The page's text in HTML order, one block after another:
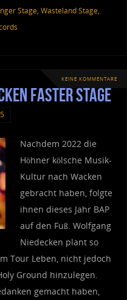
Stage, Wasteland Stage,
KEINE KOMMENTARE
Faster Stage
Nachdem 2022 die
Höhner kölsche Musik-
Kultur nach Wacken
gebracht haben, folgte
ihnen dieses Jahr BAP
auf den Fuß. Wolfgang
Niedecken plant so
Tour Leben, nicht jedoch
Ground hinzulegen.
gemacht haben,